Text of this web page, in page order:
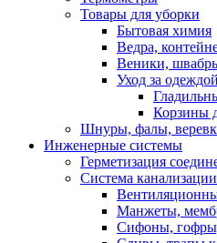
Товары для уборки
Бытовая химия
Ведра,
Веники,
Уход за одеждой
Корзины
Шнуры, фалы,
Инженерные системы
Герметизация
Система канализации
Манжеты,
Сифоны,